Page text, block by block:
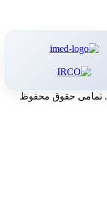
. تمامی حقوق محفوظ